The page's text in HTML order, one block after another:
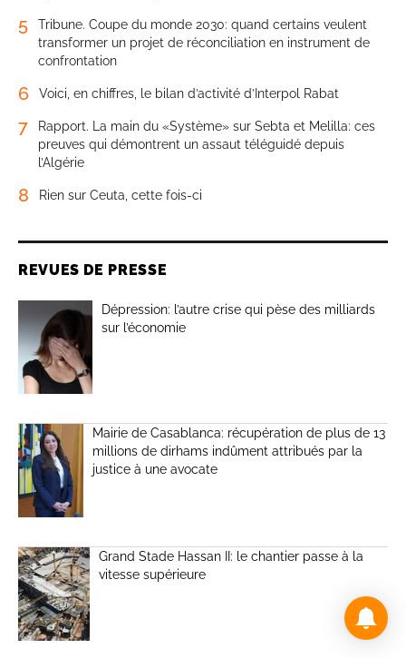
5
Tribune. Coupe du monde 2030: quand certains veulent
transformer un projet de réconciliation en instrument de
confrontation
6 Voici, en chiffres, le bilan d’activité d’Interpol Rabat
7
Rapport. La main du «Système» sur Sebta et Melilla: ces
preuves qui démontrent un assaut téléguidé depuis
l’Algérie
8 Rien sur Ceuta, cette fois-ci
REVUES DE PRESSE
Dépression: l’autre crise qui pèse des milliards
sur l’économie
Mairie de Casablanca: récupération de plus de 13
millions de dirhams indûment attribués par la
justice à une avocate
Grand Stade Hassan II: le chantier passe à la
vitesse supérieure